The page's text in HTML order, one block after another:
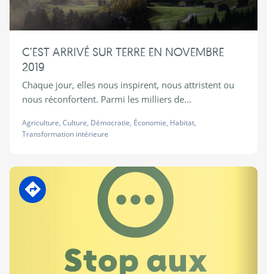
C’EST ARRIVÉ SUR TERRE EN NOVEMBRE
2019
Chaque jour, elles nous inspirent, nous attristent ou
nous réconfortent. Parmi les milliers de...
Agriculture, Culture, Démocratie, Économie, Habitat,
Transformation intérieure
En transition